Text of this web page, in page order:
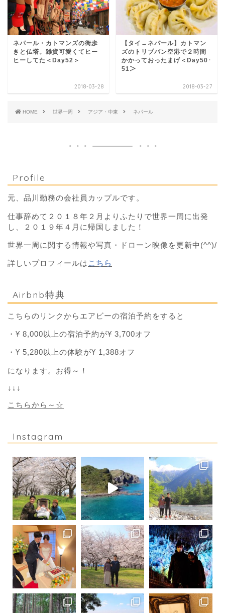
ネパール・カトマンズの街歩
きと仏塔。雑貨可愛くてヒー
ヒーしてた＜Day52＞
2018-03-28
【タイ→ネパール】カトマン
ズのトリブバン空港で２時間
かかっておったまげ＜Day50･
51＞
2018-03-27
HOME 世界一周 アジア・中東 ネパール
Profile
元、品川勤務の会社員カップルです。
仕事辞めて２０１８年２月よりふたりで世界一周に出発
し、２０１９年４月に帰国しました！
世界一周に関する情報や写真・ドローン映像を更新中(^^)/
詳しいプロフィールは こちら
Airbnb特典
こちらのリンクからエアビーの宿泊予約をすると
・¥ 8,000以上の宿泊予約が¥ 3,700オフ
・¥ 5,280以上の体験が¥ 1,388オフ
になります。お得～！
↓↓↓
こちらから～☆
Instagram